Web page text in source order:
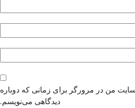
من در مرورگر برای زمانی که دوباره
دیدگاهی می‌نویسم.